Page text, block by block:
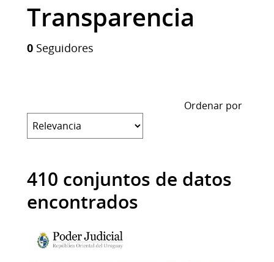
Transparencia
0 Seguidores
Ordenar por
410 conjuntos de datos
encontrados